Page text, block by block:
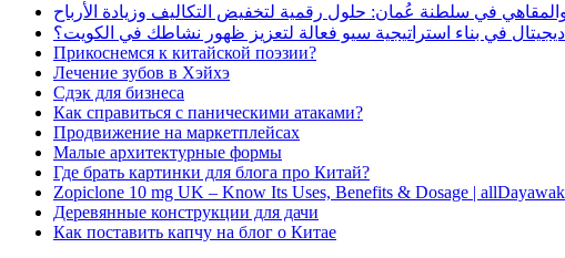
في سلطنة عُمان: حلول رقمية لتخفيض التكاليف وزيادة الأرباح
في بناء استراتيجية سيو فعالة لتعزيز ظهور نشاطك في الكويت؟
Прикоснемся к китайской поэзии?
Лечение зубов в Хэйхэ
Сдэк для бизнеса
Как справиться с паническими атаками?
Продвижение на маркетплейсах
Малые архитектурные формы
Где брать картинки для блога про Китай?
Zopiclone 10 mg UK – Know Its Uses, Benefits & Dosage |
Деревянные конструкции для дачи
Как поставить капчу на блог о Китае